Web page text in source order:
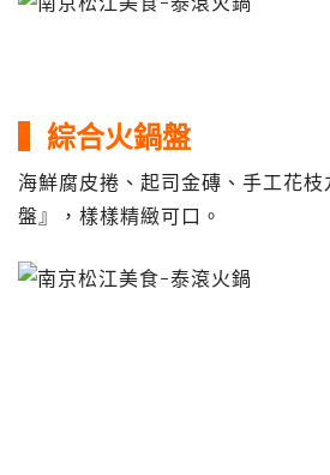
▍綜合火鍋盤
海鮮腐皮捲、起司金磚、手工花
盤』，樣樣精緻可口。